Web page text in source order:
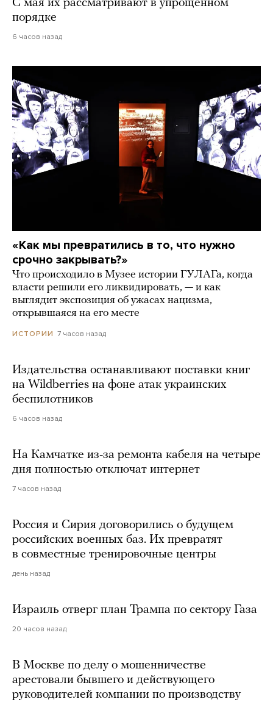
С мая их рассматривают в упрощенном
порядке
6 часов назад
«Как мы превратились в то, что нужно
срочно закрывать?»
Что происходило в Музее истории ГУЛАГа, когда
власти решили его ликвидировать, — и как
выглядит экспозиция об ужасах нацизма,
открывшаяся на его месте
ИСТОРИИ 7 часов назад
Издательства останавливают поставки книг
на Wildberries на фоне атак украинских
беспилотников
6 часов назад
На Камчатке из-за ремонта кабеля на четыре
дня полностью отключат интернет
7 часов назад
Россия и Сирия договорились о будущем
российских военных баз. Их превратят
в совместные тренировочные центры
день назад
Израиль отверг план Трампа по сектору Газа
20 часов назад
В Москве по делу о мошенничестве
арестовали бывшего и действующего
руководителей компании по производству